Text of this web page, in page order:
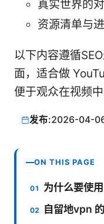
真实世界的
资源清单与
以下内容遵循
面，适合做
便于观众在视频中
发布:2026-04-
ON THIS PAGE
为什么要使
自留地vpn